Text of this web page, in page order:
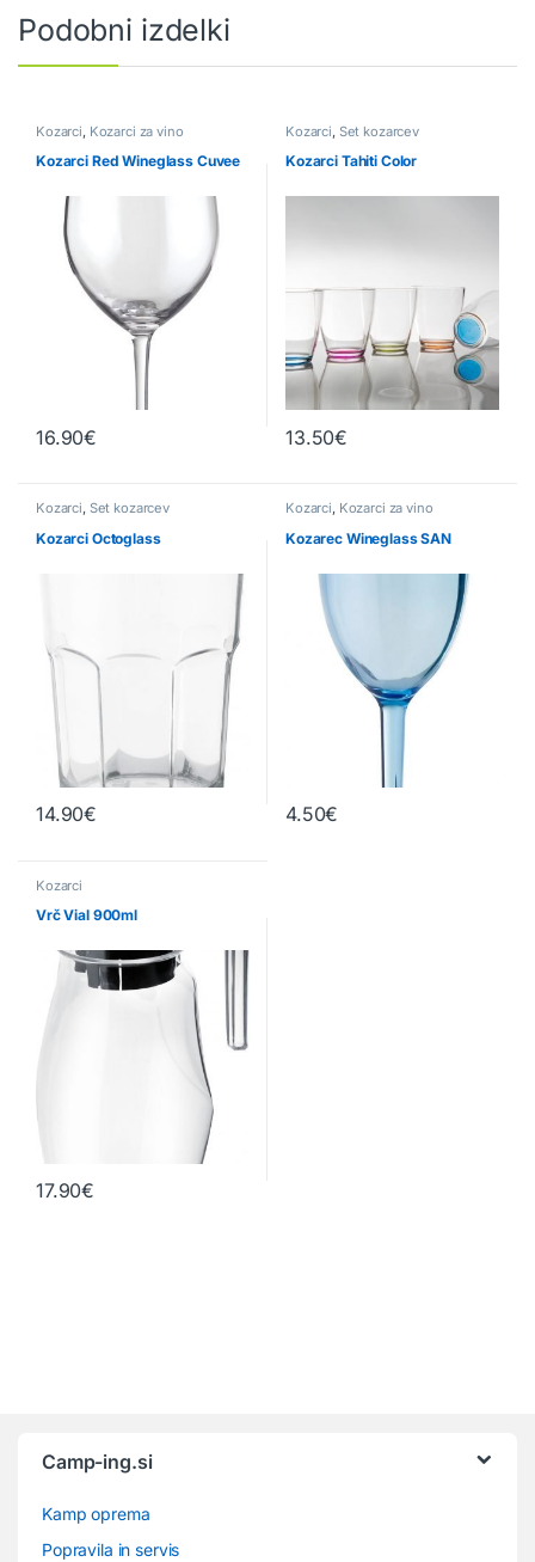
Podobni izdelki
Kozarci, Kozarci za vino
Kozarci Red Wineglass Cuvee
16.90€
Kozarci, Set kozarcev
Kozarci Tahiti Color
13.50€
Kozarci, Set kozarcev
Kozarci Octoglass
14.90€
Kozarci, Kozarci za vino
Kozarec Wineglass SAN
4.50€
Kozarci
Vrč Vial 900ml
17.90€
Camp-ing.si
Kamp oprema
Popravila in servis